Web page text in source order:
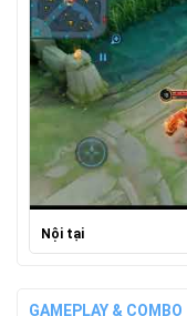
Nội tại
GAMEPLAY & COMBO